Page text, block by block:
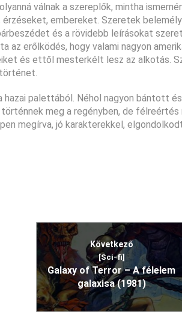
válnak a szereplők, mintha
embereket. Szeretek
és a rövidebb leírásokat
az erőlködés, hogy valami nagyon
és ettől mesterkélt lesz az alkotás.
hazai palettából. Néhol nagyon bántott
meg a regényben, de félreértés
megírva, jó karakterekkel,
Következő
[Sci-fi]
Galaxy of Terror – A félelem
galaxisa (1981)